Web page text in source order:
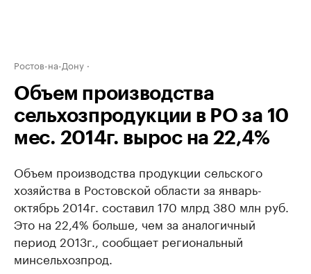
Ростов-на-Дону
Объем производства
сельхозпродукции в РО за 10
мес. 2014г. вырос на 22,4%
Объем производства продукции сельского
хозяйства в Ростовской области за январь-
октябрь 2014г. составил 170 млрд 380 млн руб.
Это на 22,4% больше, чем за аналогичный
период 2013г., сообщает региональный
минсельхозпрод.